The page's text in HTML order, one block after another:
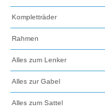
Kompletträder
Rahmen
Alles zum Lenker
Alles zur Gabel
Alles zum Sattel